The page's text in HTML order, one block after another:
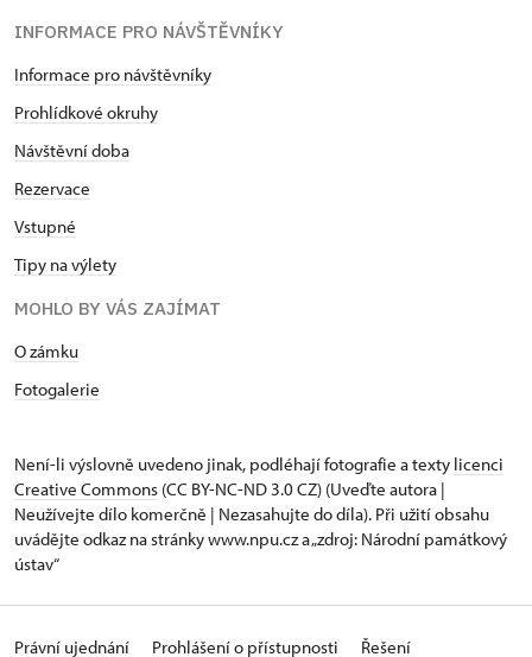
INFORMACE PRO NÁVŠTĚVNÍKY
Informace pro návštěvníky
Prohlídkové okruhy
Návštěvní doba
Rezervace
Vstupné
Tipy na výlety
MOHLO BY VÁS ZAJÍMAT
O zámku
Fotogalerie
Není-li výslovně uvedeno jinak, podléhají fotografie a texty licenci
Creative Commons (CC BY-NC-ND 3.0 CZ) (Uveďte autora |
Neužívejte dílo komerčně | Nezasahujte do díla). Při užití obsahu
uvádějte odkaz na stránky www.npu.cz a „zdroj: Národní památkový
ústav“
Právní ujednání Prohlášení o přístupnosti Řešení